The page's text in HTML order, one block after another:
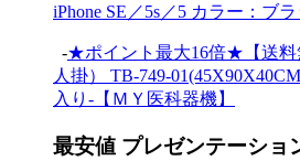
iPhone SE／5s／5 カラー：ブラ
-★ポイント最大16倍★【送料
人掛） TB-749-
入り-【ＭＹ医科器機】
最安値 プレゼンテーショ